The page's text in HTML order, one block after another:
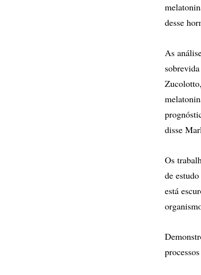
desse
As
disse
Os
de
está